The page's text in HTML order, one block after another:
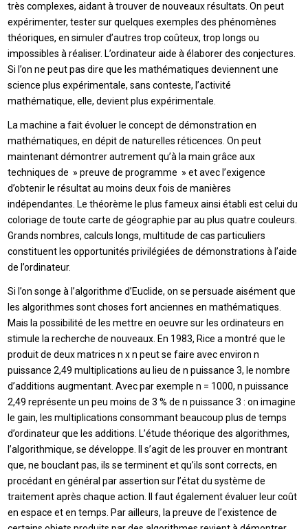
très complexes, aidant à trouver de nouveaux résultats. On peut
expérimenter, tester sur quelques exemples des phénomènes
théoriques, en simuler d’autres trop coûteux, trop longs ou
impossibles à réaliser. L’ordinateur aide à élaborer des conjectures.
Si l’on ne peut pas dire que les mathématiques deviennent une
science plus expérimentale, sans conteste, l’activité
mathématique, elle, devient plus expérimentale.
La machine a fait évoluer le concept de démonstration en
mathématiques, en dépit de naturelles réticences. On peut
maintenant démontrer autrement qu’à la main grâce aux
techniques de » preuve de programme » et avec l’exigence
d’obtenir le résultat au moins deux fois de manières
indépendantes. Le théorème le plus fameux ainsi établi est celui du
coloriage de toute carte de géographie par au plus quatre couleurs.
Grands nombres, calculs longs, multitude de cas particuliers
constituent les opportunités privilégiées de démonstrations à l’aide
de l’ordinateur.
Si l’on songe à l’algorithme d’Euclide, on se persuade aisément que
les algorithmes sont choses fort anciennes en mathématiques.
Mais la possibilité de les mettre en oeuvre sur les ordinateurs en
stimule la recherche de nouveaux. En 1983, Rice a montré que le
produit de deux matrices n x n peut se faire avec environ n
puissance 2,49 multiplications au lieu de n puissance 3, le nombre
d’additions augmentant. Avec par exemple n = 1000, n puissance
2,49 représente un peu moins de 3 % de n puissance 3 : on imagine
le gain, les multiplications consommant beaucoup plus de temps
d’ordinateur que les additions. L’étude théorique des algorithmes,
l’algorithmique, se développe. Il s’agit de les prouver en montrant
que, ne bouclant pas, ils se terminent et qu’ils sont corrects, en
procédant en général par assertion sur l’état du système de
traitement après chaque action. Il faut également évaluer leur coût
en espace et en temps. Par ailleurs, la preuve de l’existence de